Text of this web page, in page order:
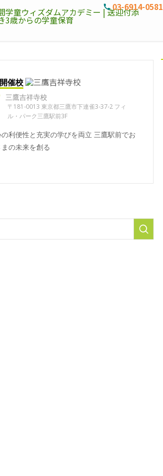
03-6914-0581
開催校
三鷹吉祥寺校
〒181-0013 東京都三鷹市下連雀3-37-2 フィ
ル・パーク三鷹駅前3F
利便性と充実の学びを両立 三鷹駅前でお
の未来を創る